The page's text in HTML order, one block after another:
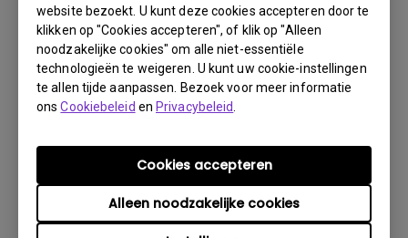
website bezoekt. U kunt deze cookies accepteren door te
klikken op "Cookies accepteren", of klik op "Alleen
noodzakelijke cookies" om alle niet-essentiële
technologieën te weigeren. U kunt uw cookie-instellingen
te allen tijde aanpassen. Bezoek voor meer informatie
onsCookiebeleid en Privacybeleid
Alleen noodzakelijke cookies
Cookies accepteren
Het BenQ Team zal proberen via diverse stappen met u
het probleem op te lossen of vaststellen dat het
product defect is.Zodra door de medewerker die u
bijstaat, is vastgesteld dat het product defect is, zal
er een RMA-nummer voor uw product worden
uitgegeven.U moet het product retourneren aan BenQ,
tenzij u instructies met een andere strekking ontvangt
van BenQ en het moet retourneren aan een officiële
BenQ Service-provider. Is uw product afgeleverd met
fysieke schade, dan verzoeken wij u van tevoren de
volgende informatie gereed te hebben.